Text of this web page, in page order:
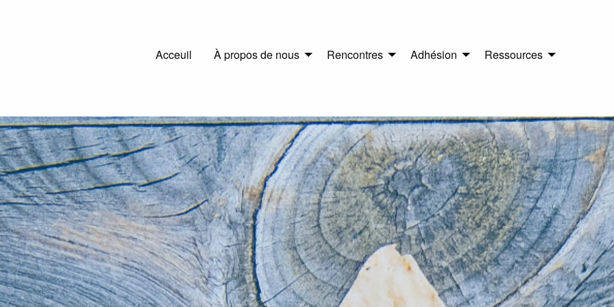
Main
Acceuil À propos de nous Rencontres Adhésion Ressources